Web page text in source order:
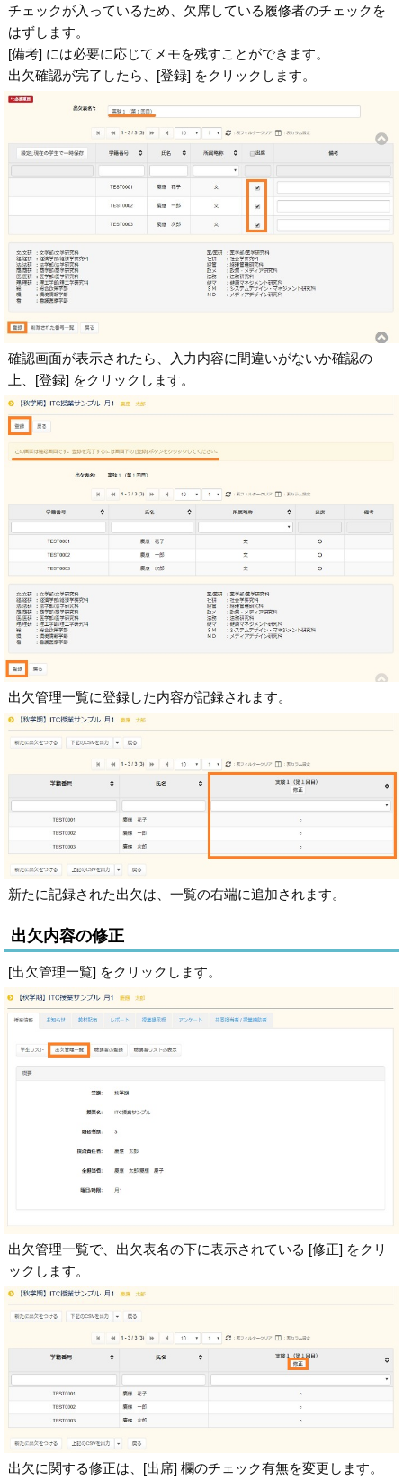
チェックが入っているため、欠席している履修者のチェックを
はずします。
[備考] には必要に応じてメモを残すことができます。
出欠確認が完了したら、[登録] をクリックします。
確認画面が表示されたら、入力内容に間違いがないか確認の
上、[登録] をクリックします。
出欠管理一覧に登録した内容が記録されます。
新たに記録された出欠は、一覧の右端に追加されます。
出欠内容の修正
[出欠管理一覧] をクリックします。
出欠管理一覧で、出欠表名の下に表示されている [修正] をクリ
ックします。
出欠に関する修正は、[出席] 欄のチェック有無を変更します。